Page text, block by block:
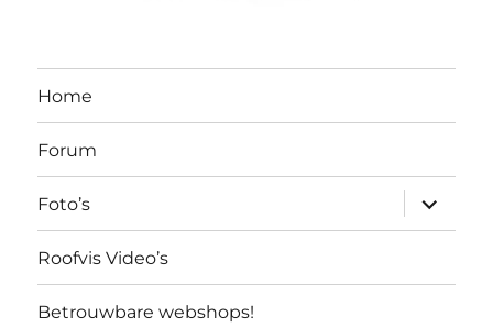
Home
Forum
Foto’s
Roofvis Video’s
Betrouwbare webshops!